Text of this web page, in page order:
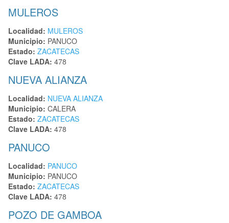
MULEROS
Localidad: MULEROS
Municipio: PANUCO
Estado: ZACATECAS
Clave LADA: 478
NUEVA ALIANZA
Localidad: NUEVA ALIANZA
Municipio: CALERA
Estado: ZACATECAS
Clave LADA: 478
PANUCO
Localidad: PANUCO
Municipio: PANUCO
Estado: ZACATECAS
Clave LADA: 478
POZO DE GAMBOA